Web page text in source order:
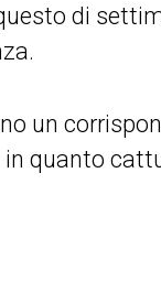
di
un
quanto